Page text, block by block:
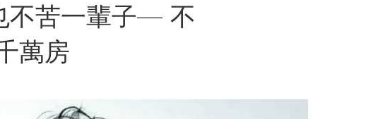
不苦一輩子— 不
萬房